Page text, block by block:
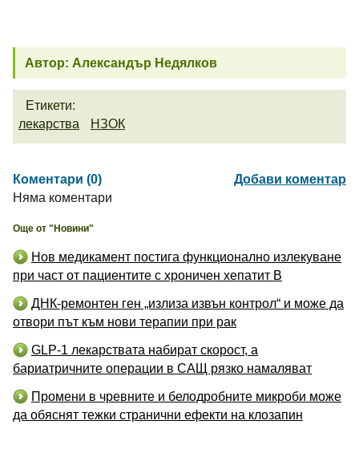
Автор: Александър Недялков
Етикети:
лекарства
НЗОК
Коментари (0)
Добави коментар
Няма коментари
Още от "Новини"
Нов медикамент постига функционално излекуване
при част от пациентите с хроничен хепатит B
ДНК-ремонтен ген „излиза извън контрол“ и може да
отвори път към нови терапии при рак
GLP-1 лекарствата набират скорост, а
бариатричните операции в САЩ рязко намаляват
Промени в чревните и белодробните микроби може
да обяснят тежки странични ефекти на клозапин